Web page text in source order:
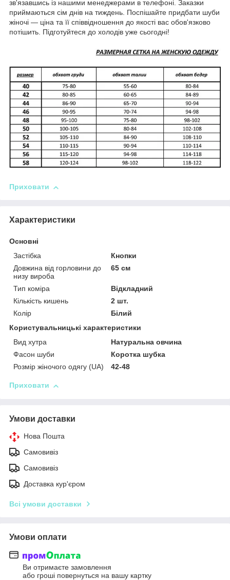
зв'язавшись із нашими менеджерами в телефоні. Заказки
приймаються сім днів на тиждень. Поспішайте придбати шуби
жіночі — ціна та її співвідношення до якості вас обов'язково
потішить. Підготуйтеся до холодів уже сьогодні!
Приховати
Характеристики
Основні
Застібка
Кнопки
Довжина від горловини до
низу вироба
65 см
Тип коміра
Відкладний
Кількість кишень
2 шт.
Колір
Білий
Користувальницькі характеристики
Вид хутра
Натуральна овчина
Фасон шуби
Коротка шубка
Розмір жіночого одягу (UA)
42-48
Приховати
Умови доставки
Нова Пошта
Самовивіз
Самовивіз
Доставка кур'єром
Всі умови доставки
Умови оплати
Ви отримаєте замовлення
або гроші повернуться на вашу картку